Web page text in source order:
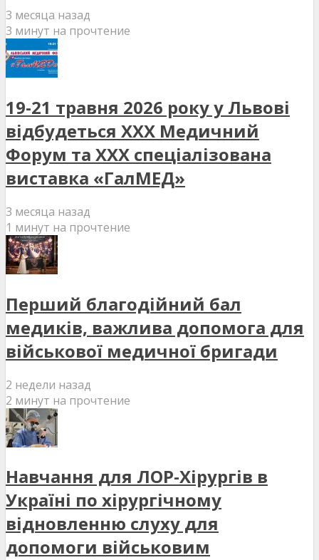
3 месяца назад
3 минут на прочтение
19-21 травня 2026 року у Львові
відбудеться XXX Медичний
Форум та XXX спеціалізована
виставка «ГалМЕД»
3 месяца назад
1 минут на прочтение
Перший благодійний бал
медиків, важлива допомога для
військової медичної бригади
2 недели назад
2 минут на прочтение
Навчання для ЛОР-Хірургів в
Україні по хірургічному
відновленню слуху для
допомоги військовим